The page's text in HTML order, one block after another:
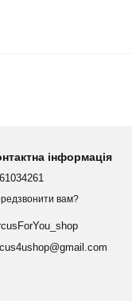
інформація
вам?